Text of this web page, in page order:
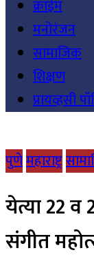
क्राईम
मनोरंजन
सामाजिक
शिक्षण
प्रायव्हसी
पुणेमहाराष्ट्र
येत्या 22 व
संगीत